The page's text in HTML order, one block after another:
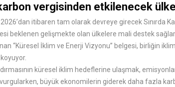
vergisinden etkilenecek
itibaren tam olarak devreye girecek Sınırda
beklenen gelişmekte olan ülkelere mali destek
“Küresel İklim ve Enerji Vizyonu” belgesi, birliğin
küresel iklim hedeflerine ulaşmak,
büyük ekonomilerin giderek daha fazla